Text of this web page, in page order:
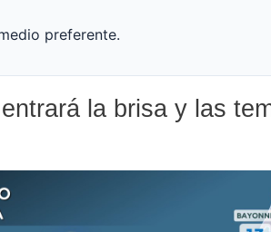
preferente.
la brisa y las